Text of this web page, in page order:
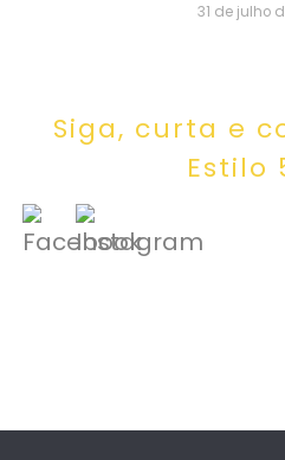
31 de julho
Siga, curta e
Estilo